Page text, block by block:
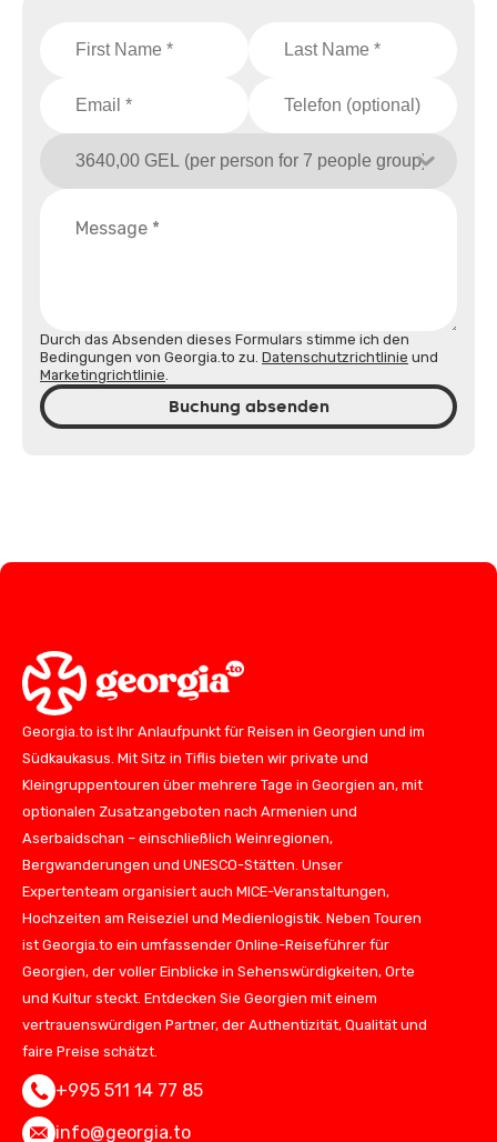
Durch das Absenden dieses Formulars stimme ich den
Bedingungen von Georgia.to zu. Datenschutzrichtlinie und
Marketingrichtlinie.
Buchung absenden
Georgia.to ist Ihr Anlaufpunkt für Reisen in Georgien und im
Südkaukasus. Mit Sitz in Tiflis bieten wir private und
Kleingruppentouren über mehrere Tage in Georgien an, mit
optionalen Zusatzangeboten nach Armenien und
Aserbaidschan – einschließlich Weinregionen,
Bergwanderungen und UNESCO-Stätten. Unser
Expertenteam organisiert auch MICE-Veranstaltungen,
Hochzeiten am Reiseziel und Medienlogistik. Neben Touren
ist Georgia.to ein umfassender Online-Reiseführer für
Georgien, der voller Einblicke in Sehenswürdigkeiten, Orte
und Kultur steckt. Entdecken Sie Georgien mit einem
vertrauenswürdigen Partner, der Authentizität, Qualität und
faire Preise schätzt.
+995 511 14 77 85
info@georgia.to